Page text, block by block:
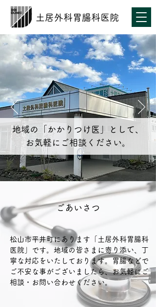
土居外科胃腸科医院
地域の「かかりつけ医」として、
お気軽にご相談ください。
ごあいさつ
松山市平井町にあります「土居外科胃腸科
医院」です。地域の皆さまに寄り添い、丁
寧な対応をいたしております。胃腸などで
ご不安な事がございましたら、お気軽にご
相談・お問い合わせください。